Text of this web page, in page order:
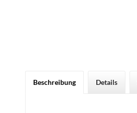
Beschreibung Details